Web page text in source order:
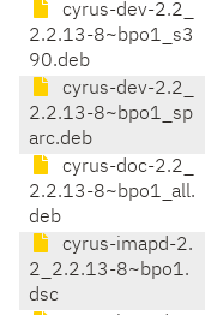
cyrus-dev-2.2_
2.2.13-8~bpo1_s3
90.deb
cyrus-dev-2.2_
2.2.13-8~bpo1_sp
arc.deb
cyrus-doc-2.2_
2.2.13-8~bpo1_all.
deb
cyrus-imapd-2.
2_2.2.13-8~bpo1.
dsc